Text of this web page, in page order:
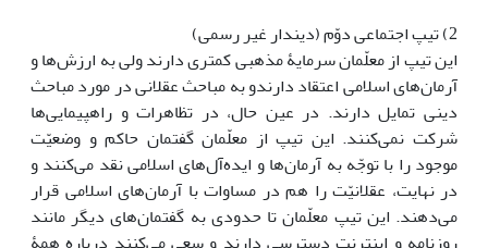
2) تیپ اجتماعی دوّم (دین‎دار غیر رسمی)
این تیپ از معلّمان سرمایۀ مذهبی کمتری دارند ولی به ارزش‌ها و
آرمان‌های اسلامی اعتقاد دارندو به مباحث عقلانی در مورد مباحث
دینی تمایل دارند. در عین حال، در تظاهرات‌ و راهپیمایی‌ها
شرکت نمی‌کنند. این تیپ از معلّمان گفتمان حاکم و وضعیّت
موجود را با توجّه به آرمان‌ها و ایده‌آل‌های اسلامی نقد می‌کنند و
در نهایت، عقلانیّت را هم در مساوات با آرمان‌های اسلامی قرار
می‌دهند. این تیپ معلّمان تا حدودی به گفتمان‌های دیگر مانند